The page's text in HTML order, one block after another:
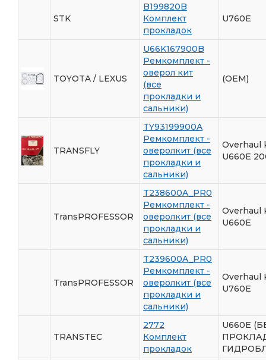
STK
B199820B
Комплект
прокладок
U760E
TOYOTA / LEXUS
U66K167900B
Ремкомплект -
оверол кит
(все
прокладки и
сальники)
(OEM)
TRANSFLY
TY93199900A
Ремкомплект -
оверолкит (все
прокладки и
сальники)
Overhaul
U660E
TransPROFESSOR
T238600A_PR0
Ремкомплект -
оверолкит (все
прокладки и
сальники)
Overhaul
U660E
TransPROFESSOR
T239600A_PR0
Ремкомплект -
оверолкит (все
прокладки и
сальники)
Overhaul
U760E
TRANSTEC
2772
Комплект
прокладок
U660E